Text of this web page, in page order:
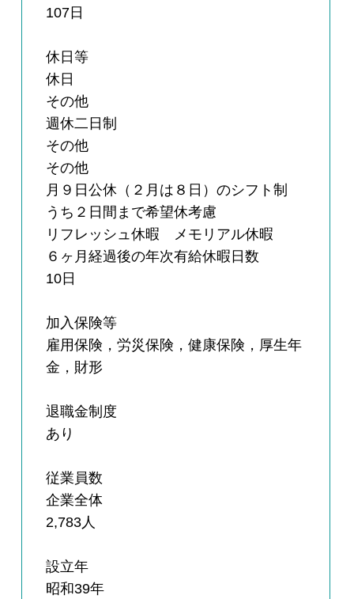
107日
休日等
休日
その他
週休二日制
その他
その他
月９日公休（２月は８日）のシフト制
うち２日間まで希望休考慮
リフレッシュ休暇 メモリアル休暇
６ヶ月経過後の年次有給休暇日数
10日
加入保険等
雇用保険，労災保険，健康保険，厚生年
金，財形
退職金制度
あり
従業員数
企業全体
2,783人
設立年
昭和39年